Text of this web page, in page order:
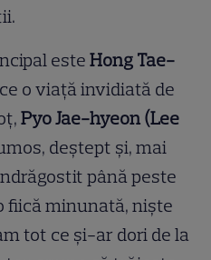
esteHong Tae-
o viață invidiată de
Pyo Jae-hyeon (Lee
deștept și, mai
până peste
fiică minunată, niște
tot ce și-ar dori de la